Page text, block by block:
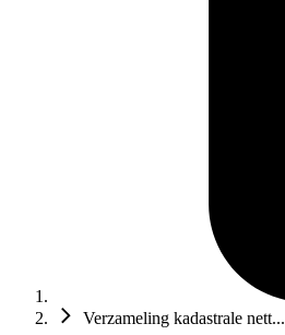
Verzameling kadastrale nett...